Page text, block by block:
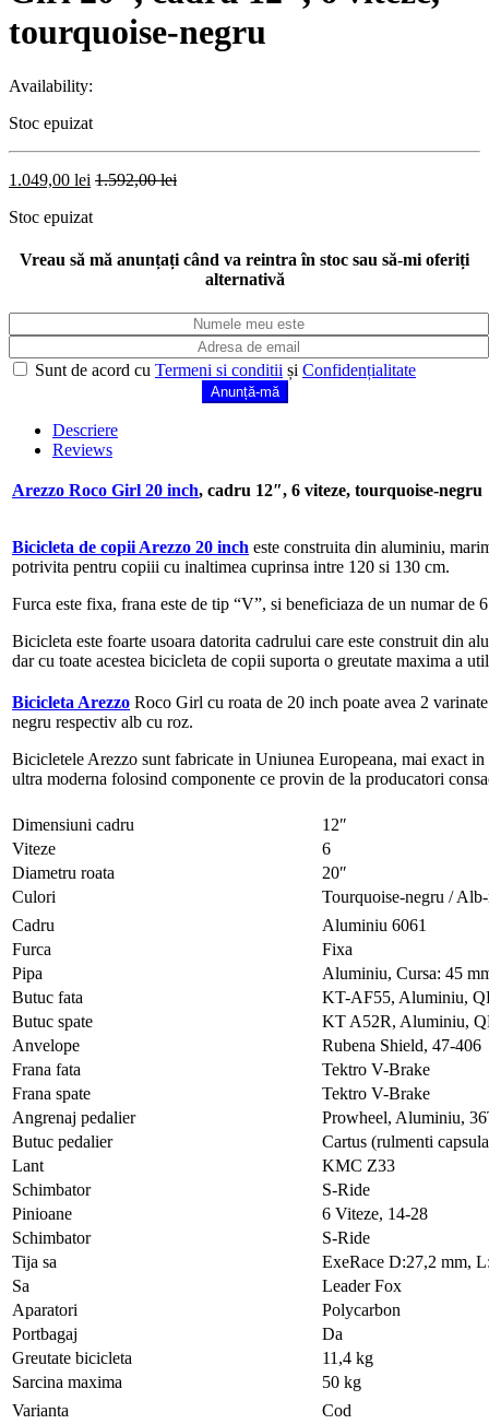
tourquoise-negru
Availability:
Stoc epuizat
1.049,00 lei 1.592,00lei
Stoc epuizat
Vreau să mă anunțați când va reintra în stoc sau să-mi oferiți
alternativă
Sunt de acord cu Termeni si conditii și Confidențialitate
Descriere
Reviews
Arezzo Roco Girl 20 inch, cadru 12″, 6 viteze, tourquoise-negru
Bicicleta de copii Arezzo 20 inch este construita din aluminiu,
potrivita pentru copiii cu inaltimea cuprinsa intre 120 si 130 cm.
Furca este fixa, frana este de tip “V”, si beneficiaza de un numar de
Bicicleta este foarte usoara datorita cadrului care este construit din
dar cu toate acestea bicicleta de copii suporta o greutate maxima a
Bicicleta Arezzo Roco Girl cu roata de 20 inch poate avea 2
negru respectiv alb cu roz.
Bicicletele Arezzo sunt fabricate in Uniunea Europeana, mai exact
ultra moderna folosind componente ce provin de la producatori
Dimensiuni cadru
12″
Viteze
6
Diametru roata
20″
Culori
Tourquoise-negru /
Cadru
Aluminiu 6061
Furca
Fixa
Pipa
Aluminiu, Cursa: 45
Butuc fata
KT-AF55, Aluminiu,
Butuc spate
KT A52R, Aluminiu,
Anvelope
Rubena Shield, 47-406
Frana fata
Tektro V-Brake
Frana spate
Tektro V-Brake
Angrenaj pedalier
Prowheel, Aluminiu,
Butuc pedalier
Cartus (rulmenti
Lant
KMC Z33
Schimbator
S-Ride
Pinioane
6 Viteze, 14-28
Schimbator
S-Ride
Tija sa
ExeRace D:27,2 mm,
Sa
Leader Fox
Aparatori
Polycarbon
Portbagaj
Da
Greutate bicicleta
11,4 kg
Sarcina maxima
50 kg
Varianta
Cod